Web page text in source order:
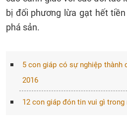
bị đối phương lừa gạt hết
phá sản.
5 con giáp có sự nghiệp
2016
12 con giáp đón tin vui gì trong